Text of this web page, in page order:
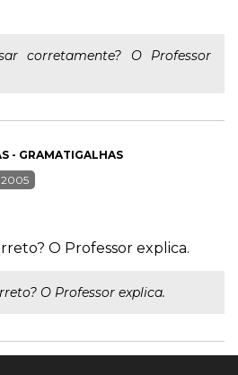
corretamente? O Professor
- GRAMATIGALHAS
2005
O Professor explica.
O Professor explica.